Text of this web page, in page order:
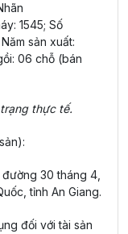
1545; Số
sản xuất:
06 chỗ (bán
thực tế.
đường 30 tháng 4,
tỉnh An Giang.
đối với tài sản